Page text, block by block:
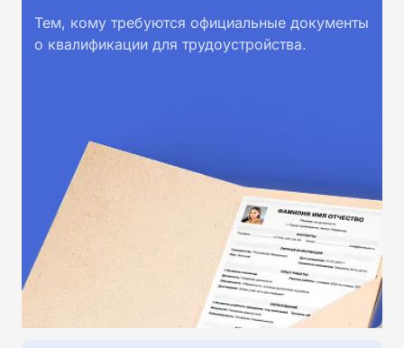
Тем, кому требуются официальные документы
о квалификации для трудоустройства.